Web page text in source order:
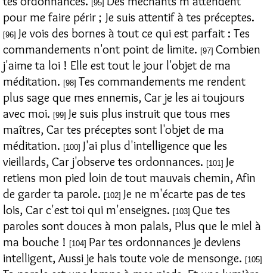
[95]
pour me faire périr ; Je suis attentif à tes préceptes.
[96] Je vois des bornes à tout ce qui est parfait : Tes
commandements n'ont point de limite. [97] Combien
j'aime ta loi ! Elle est tout le jour l'objet de ma
méditation. [98] Tes commandements me rendent
plus sage que mes ennemis, Car je les ai toujours
avec moi. [99] Je suis plus instruit que tous mes
maîtres, Car tes préceptes sont l'objet de ma
méditation. [100] J'ai plus d'intelligence que les
vieillards, Car j'observe tes ordonnances. [101] Je
retiens mon pied loin de tout mauvais chemin, Afin
de garder ta parole. [102] Je ne m'écarte pas de tes
lois, Car c'est toi qui m'enseignes. [103] Que tes
paroles sont douces à mon palais, Plus que le miel à
ma bouche ! [104] Par tes ordonnances je deviens
intelligent, Aussi je hais toute voie de mensonge. [105]